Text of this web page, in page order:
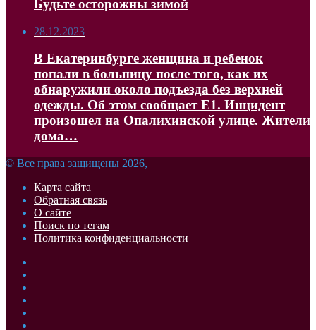
Будьте осторожны зимой
28.12.2023
В Екатеринбурге женщина и ребенок
попали в больницу после того, как их
обнаружили около подъезда без верхней
одежды. Об этом сообщает Е1. Инцидент
произошел на Опалихинской улице. Жители
дома…
© Все права защищены 2026, |
Карта сайта
Обратная связь
О сайте
Поиск по тегам
Политика конфиденциальности